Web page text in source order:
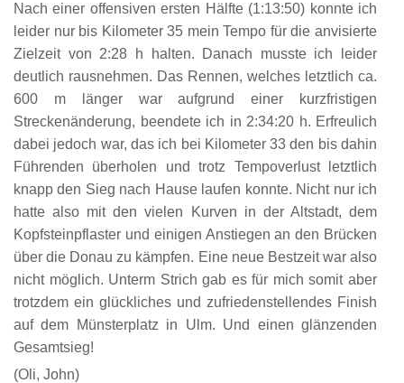
Nach einer offensiven ersten Hälfte (1:13:50) konnte ich
leider nur bis Kilometer 35 mein Tempo für die anvisierte
Zielzeit von 2:28 h halten. Danach musste ich leider
deutlich rausnehmen. Das Rennen, welches letztlich ca.
600 m länger war aufgrund einer kurzfristigen
Streckenänderung, beendete ich in 2:34:20 h. Erfreulich
dabei jedoch war, das ich bei Kilometer 33 den bis dahin
Führenden überholen und trotz Tempoverlust letztlich
knapp den Sieg nach Hause laufen konnte. Nicht nur ich
hatte also mit den vielen Kurven in der Altstadt, dem
Kopfsteinpflaster und einigen Anstiegen an den Brücken
über die Donau zu kämpfen. Eine neue Bestzeit war also
nicht möglich. Unterm Strich gab es für mich somit aber
trotzdem ein glückliches und zufriedenstellendes Finish
auf dem Münsterplatz in Ulm. Und einen glänzenden
Gesamtsieg!
(Oli, John)